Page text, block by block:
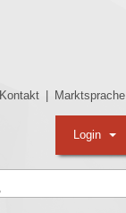
Kontakt Marktsprache
Login